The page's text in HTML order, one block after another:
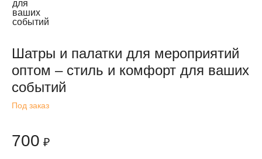
Шатры и палатки для мероприятий
оптом – стиль и комфорт для ваших
событий
Под заказ
700 ₽